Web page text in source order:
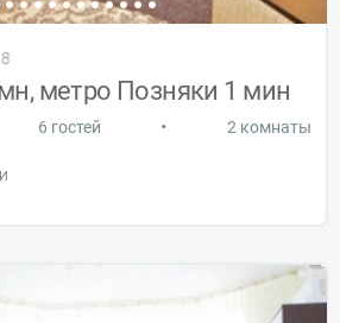
метро Позняки 1 мин
6 гостей • 2 комнаты